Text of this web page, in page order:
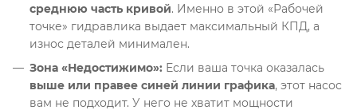
среднюю часть кривой. Именно в этой «Рабочей
точке» гидравлика выдает максимальный КПД, а
износ деталей минимален.
Зона «Недостижимо»: Если ваша точка оказалась
выше или правее синей линии графика, этот насос
вам не подходит. У него не хватит мощности